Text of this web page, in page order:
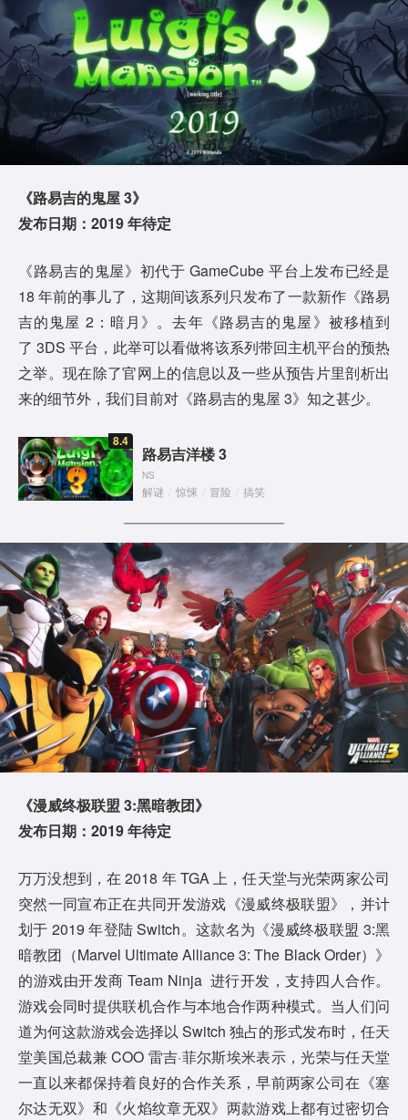
《路易吉的鬼屋 3》
发布日期：2019 年待定
《路易吉的鬼屋》初代于 GameCube 平台上发布已经是
18 年前的事儿了，这期间该系列只发布了一款新作《路易
吉的鬼屋 2：暗月》。去年《路易吉的鬼屋》被移植到
了 3DS 平台，此举可以看做将该系列带回主机平台的预热
之举。现在除了官网上的信息以及一些从预告片里剖析出
来的细节外，我们目前对《路易吉的鬼屋 3》知之甚少。
8.4
路易吉洋楼 3
NS
解谜 惊悚 冒险 搞笑
《漫威终极联盟 3:黑暗教团》
发布日期：2019 年待定
万万没想到，在 2018 年 TGA 上，任天堂与光荣两家公司
突然一同宣布正在共同开发游戏《漫威终极联盟》，并计
划于 2019 年登陆 Switch。这款名为《漫威终极联盟 3:黑
暗教团（Marvel Ultimate Alliance 3: The Black Order）》
的游戏由开发商 Team Ninja 进行开发，支持四人合作。
游戏会同时提供联机合作与本地合作两种模式。当人们问
道为何这款游戏会选择以 Switch 独占的形式发布时，任天
堂美国总裁兼 COO 雷吉·菲尔斯埃米表示，光荣与任天堂
一直以来都保持着良好的合作关系，早前两家公司在《塞
尔达无双》和《火焰纹章无双》两款游戏上都有过密切合